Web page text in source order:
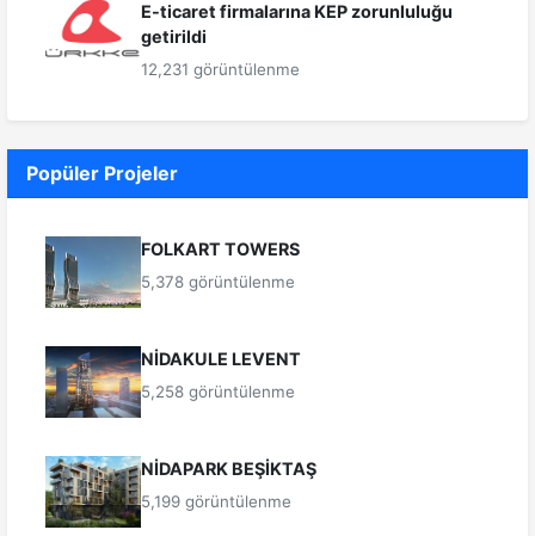
E-ticaret firmalarına KEP zorunluluğu
getirildi
12,231 görüntülenme
Popüler Projeler
FOLKART TOWERS
5,378 görüntülenme
NİDAKULE LEVENT
5,258 görüntülenme
NİDAPARK BEŞİKTAŞ
5,199 görüntülenme